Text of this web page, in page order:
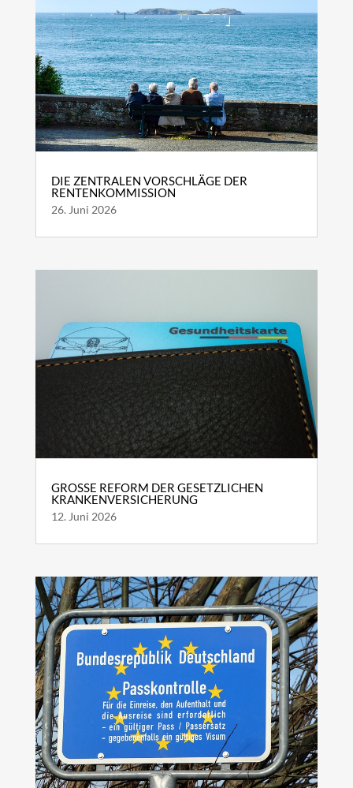
DIE ZENTRALEN VORSCHLÄGE DER
RENTENKOMMISSION
26. Juni 2026
GROSSE REFORM DER GESETZLICHEN K
RANKENVERSICHERUNG
12. Juni 2026